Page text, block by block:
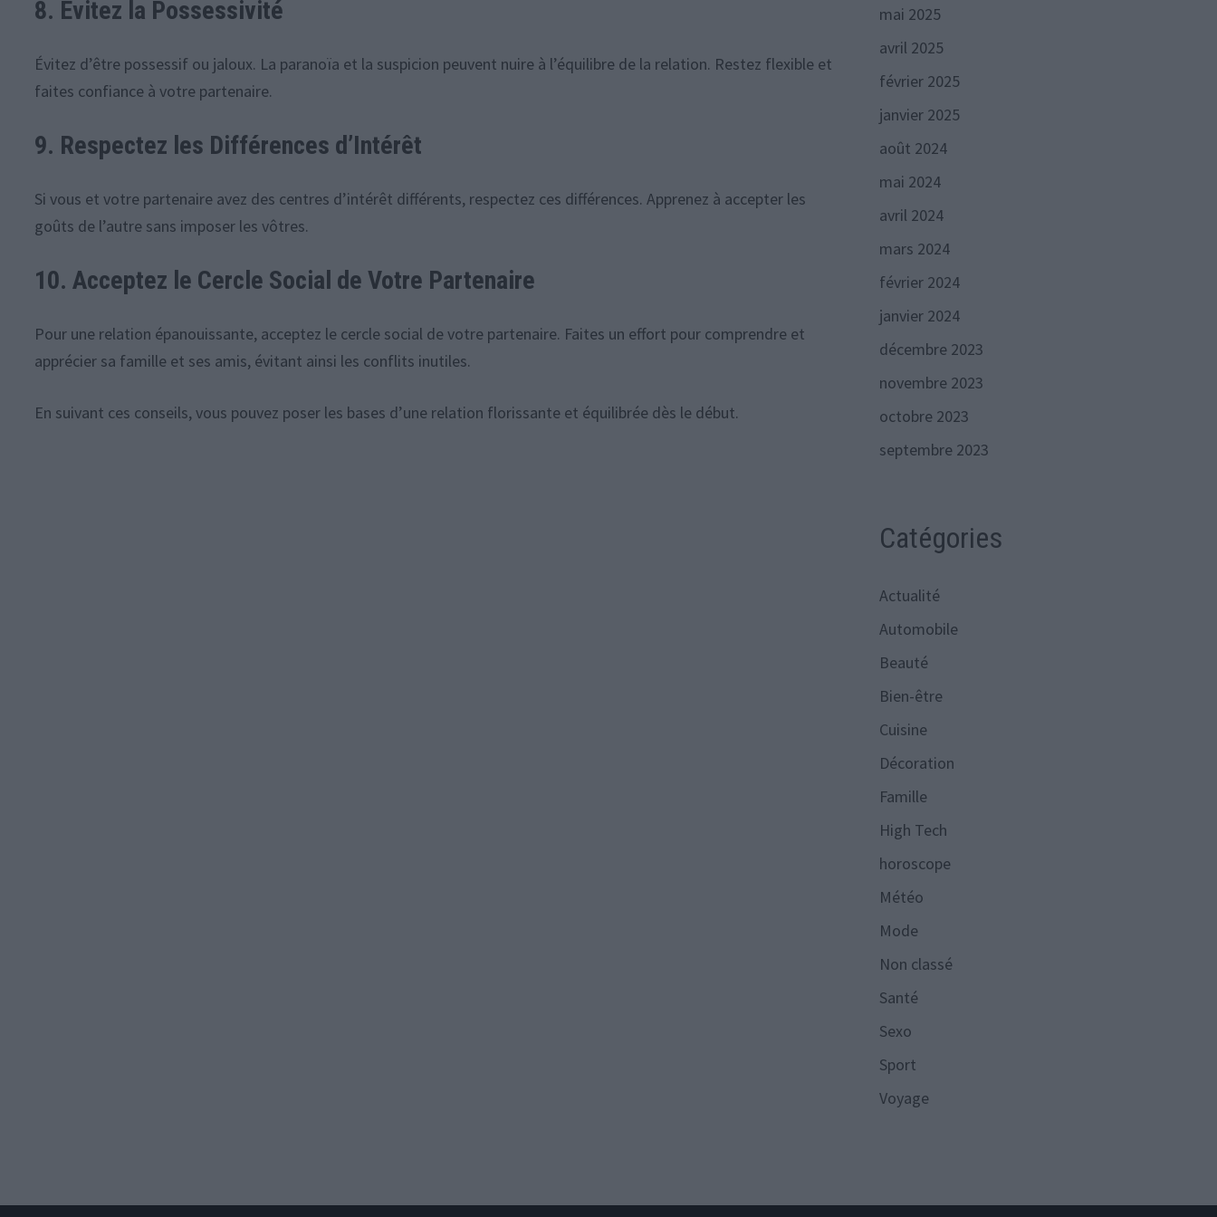
8. Évitez la Possessivité
Évitez d’être possessif ou jaloux. La paranoïa et la suspicion peuvent nuire à l’équilibre de la relation. Restez flexible et
faites confiance à votre partenaire.
9. Respectez les Différences d’Intérêt
Si vous et votre partenaire avez des centres d’intérêt différents, respectez ces différences. Apprenez à accepter les
goûts de l’autre sans imposer les vôtres.
10. Acceptez le Cercle Social de Votre Partenaire
Pour une relation épanouissante, acceptez le cercle social de votre partenaire. Faites un effort pour comprendre et
apprécier sa famille et ses amis, évitant ainsi les conflits inutiles.
En suivant ces conseils, vous pouvez poser les bases d’une relation florissante et équilibrée dès le début.
mai 2025
avril 2025
février 2025
janvier 2025
août 2024
mai 2024
avril 2024
mars 2024
février 2024
janvier 2024
décembre 2023
novembre 2023
octobre 2023
septembre 2023
Catégories
Actualité
Automobile
Beauté
Bien-être
Cuisine
Décoration
Famille
High Tech
horoscope
Météo
Mode
Non classé
Santé
Sexo
Sport
Voyage